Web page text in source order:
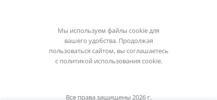
Мы используем файлы cookie для
вашего удобства. Продолжая
пользоваться сайтом, вы соглашаетесь
с политикой использования cookie.
Все права защищены 2026 г.